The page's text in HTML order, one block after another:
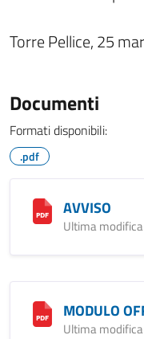
Torre Pellice, 25
Documenti
Formati disponibili:
.pdf
AVVISO
Ultima
MODULO
Ultima